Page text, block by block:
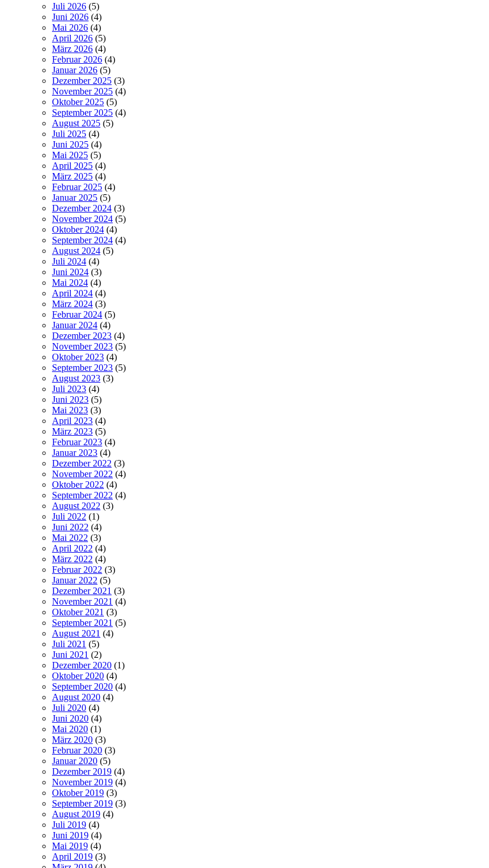
Juli 2026 (5)
Juni 2026 (4)
Mai 2026 (4)
April 2026 (5)
März 2026 (4)
Februar 2026 (4)
Januar 2026 (5)
Dezember 2025 (3)
November 2025 (4)
Oktober 2025 (5)
September 2025 (4)
August 2025 (5)
Juli 2025 (4)
Juni 2025 (4)
Mai 2025 (5)
April 2025 (4)
März 2025 (4)
Februar 2025 (4)
Januar 2025 (5)
Dezember 2024 (3)
November 2024 (5)
Oktober 2024 (4)
September 2024 (4)
August 2024 (5)
Juli 2024 (4)
Juni 2024 (3)
Mai 2024 (4)
April 2024 (4)
März 2024 (3)
Februar 2024 (5)
Januar 2024 (4)
Dezember 2023 (4)
November 2023 (5)
Oktober 2023 (4)
September 2023 (5)
August 2023 (3)
Juli 2023 (4)
Juni 2023 (5)
Mai 2023 (3)
April 2023 (4)
März 2023 (5)
Februar 2023 (4)
Januar 2023 (4)
Dezember 2022 (3)
November 2022 (4)
Oktober 2022 (4)
September 2022 (4)
August 2022 (3)
Juli 2022 (1)
Juni 2022 (4)
Mai 2022 (3)
April 2022 (4)
März 2022 (4)
Februar 2022 (3)
Januar 2022 (5)
Dezember 2021 (3)
November 2021 (4)
Oktober 2021 (3)
September 2021 (5)
August 2021 (4)
Juli 2021 (5)
Juni 2021 (2)
Dezember 2020 (1)
Oktober 2020 (4)
September 2020 (4)
August 2020 (4)
Juli 2020 (4)
Juni 2020 (4)
Mai 2020 (1)
März 2020 (3)
Februar 2020 (3)
Januar 2020 (5)
Dezember 2019 (4)
November 2019 (4)
Oktober 2019 (3)
September 2019 (3)
August 2019 (4)
Juli 2019 (4)
Juni 2019 (4)
Mai 2019 (4)
April 2019 (3)